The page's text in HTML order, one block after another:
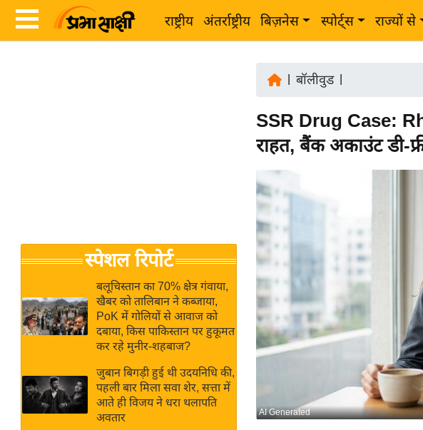
राष्ट्रीय अंतर्राष्ट्रीय बिज़नेस स्पोर्ट्स राज्यों से
Breaking
News in
Hindi
Hindi
Videos
जगत
राय
बजट
IPL
2026
स्पेशल रिपोर्ट
बलूचिस्तान का 70% क्षेत्र गंवाया,
खैबर को तालिबान ने कब्जाया,
PoK में गोलियों से आवाज को
दबाया, किस पाकिस्तान पर हुकूमत
कर रहे मुनीर-शहबाज?
जुबान बिगड़ी हुई थी उदयनिधि की,
पहली बार मिला सवा शेर, सत्ता में
आते ही विजय ने धरा थलापति
अवतार
बॉलीवुड|
SSR Drug Case:
राहत, बैंक अकाउंट डी-
AI Generated